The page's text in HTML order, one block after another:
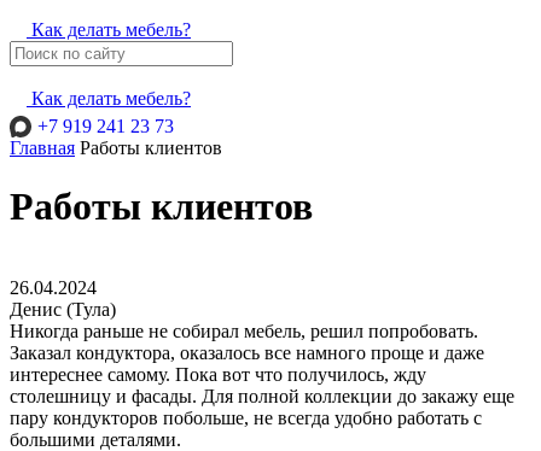
Как делать мебель?
Как делать мебель?
+7 919 241 23 73
Главная Работы клиентов
Работы клиентов
26.04.2024
Денис (Тула)
Никогда раньше не собирал мебель, решил попробовать.
Заказал кондуктора, оказалось все намного проще и даже
интереснее самому. Пока вот что получилось, жду
столешницу и фасады. Для полной коллекции до закажу еще
пару кондукторов побольше, не всегда удобно работать с
большими деталями.